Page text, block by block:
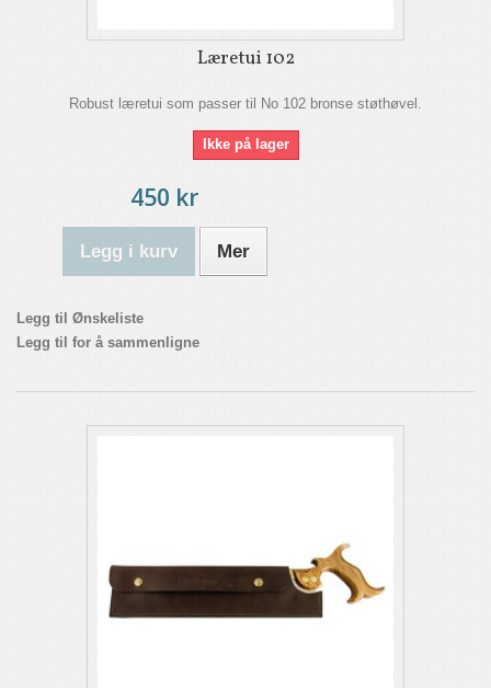
Læretui 102
Robust læretui som passer til No 102 bronse støthøvel.
Ikke på lager
450 kr
Legg i kurv Mer
Legg til Ønskeliste
Legg til for å sammenligne